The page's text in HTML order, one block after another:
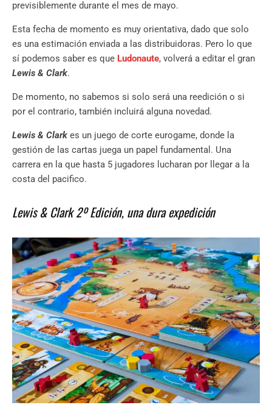
previsiblemente durante el mes de mayo.
Esta fecha de momento es muy orientativa, dado que solo
es una estimación enviada a las distribuidoras. Pero lo que
sí podemos saber es que Ludonaute, volverá a editar el gran
Lewis & Clark.
De momento, no sabemos si solo será una reedición o si
por el contrario, también incluirá alguna novedad.
Lewis & Clark es un juego de corte eurogame, donde la
gestión de las cartas juega un papel fundamental. Una
carrera en la que hasta 5 jugadores lucharan por llegar a la
costa del pacifico.
Lewis & Clark 2º Edición, una dura expedición